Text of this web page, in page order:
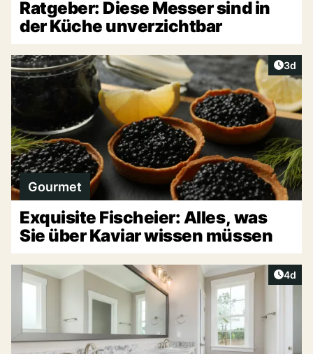
Ratgeber: Diese Messer sind in
der Küche unverzichtbar
3d
Gourmet
Exquisite Fischeier: Alles, was
Sie über Kaviar wissen müssen
4d